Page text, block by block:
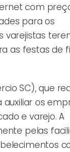
com
para os
varejistas
as festas de
SC), que
os
e varejo. A
pelas